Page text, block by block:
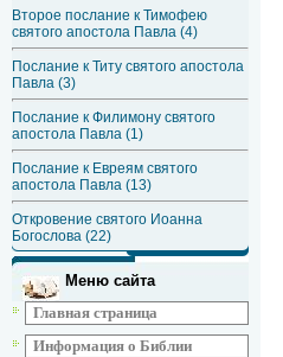
Второе послание к Тимофею
святого апостола Павла (4)
Послание к Титу святого апостола
Павла (3)
Послание к Филимону святого
апостола Павла (1)
Послание к Евреям святого
апостола Павла (13)
Откровение святого Иоанна
Богослова (22)
Меню сайта
Главная страница
Информация о Библии